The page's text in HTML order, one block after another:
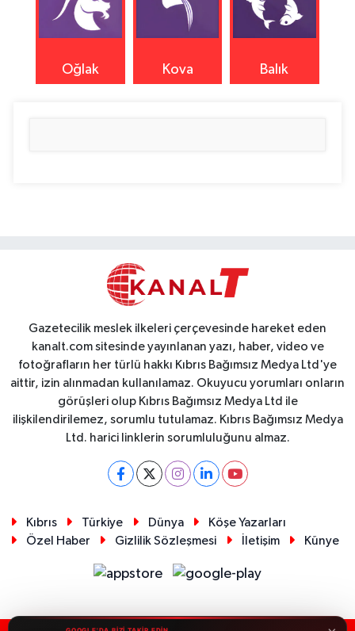
Oğlak Kova Balık
Gazetecilik meslek ilkeleri çerçevesinde hareket eden
kanalt.com sitesinde yayınlanan yazı, haber, video ve
fotoğrafların her türlü hakkı Kıbrıs Bağımsız Medya Ltd'ye
aittir, izin alınmadan kullanılamaz. Okuyucu yorumları onların
görüşleri olup Kıbrıs Bağımsız Medya Ltd ile
ilişkilendirilemez, sorumlu tutulamaz. Kıbrıs Bağımsız Medya
Ltd. harici linklerin sorumluluğunu almaz.
Kıbrıs Türkiye Dünya
Köşe Yazarları
Özel Haber
Gizlilik Sözleşmesi İletişim Künye